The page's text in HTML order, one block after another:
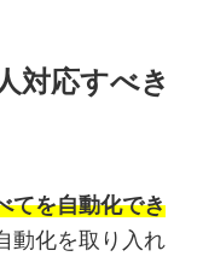
対応すべき
てを自動化でき
動化を取り入れ